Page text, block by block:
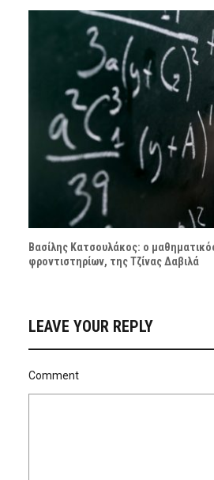
Βασίλης Kατσουλάκος: ο
φροντιστηρίων, της Τζίνας Δαβιλά
LEAVE YOUR REPLY
Comment